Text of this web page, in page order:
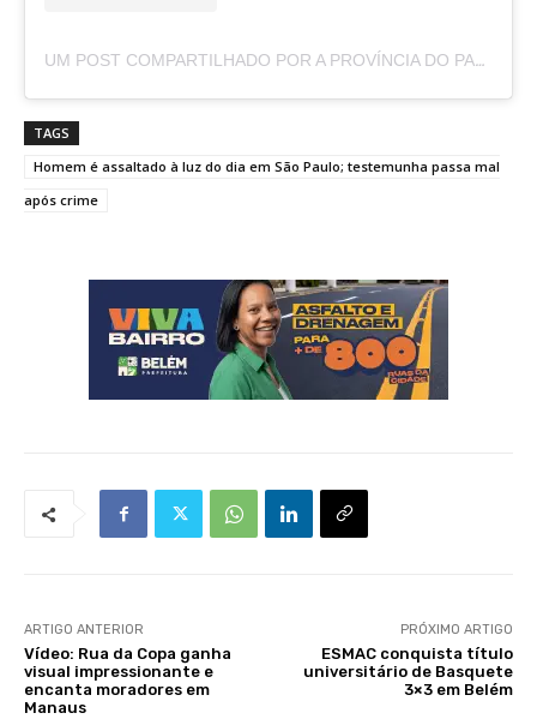
UM POST COMPARTILHADO POR A PROVÍNCIA DO PARÁ (@APROVINCIADOPARA)
TAGS
Homem é assaltado à luz do dia em São Paulo; testemunha passa mal
após crime
ARTIGO ANTERIOR
Vídeo: Rua da Copa ganha
visual impressionante e
encanta moradores em
Manaus
PRÓXIMO ARTIGO
ESMAC conquista título
universitário de Basquete
3×3 em Belém